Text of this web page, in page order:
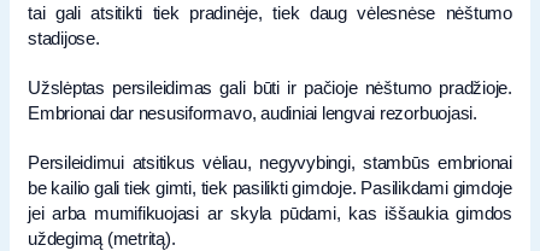
tai gali atsitikti tiek pradinėje, tiek daug vėlesnėse nėštumo
stadijose.
Užslėptas persileidimas gali būti ir pačioje nėštumo pradžioje.
Embrionai dar nesusiformavo, audiniai lengvai rezorbuojasi.
Persileidimui atsitikus vėliau, negyvybingi, stambūs embrionai
be kailio gali tiek gimti, tiek pasilikti gimdoje. Pasilikdami gimdoje
jei arba mumifikuojasi ar skyla pūdami, kas iššaukia gimdos
uždegimą (metritą).